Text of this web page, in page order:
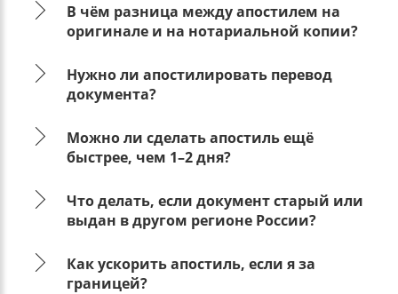
В чём разница между апостилем на
оригинале и на нотариальной копии?
Нужно ли апостилировать перевод
документа?
Можно ли сделать апостиль ещё
быстрее, чем 1–2 дня?
Что делать, если документ старый или
выдан в другом регионе России?
Как ускорить апостиль, если я за
границей?